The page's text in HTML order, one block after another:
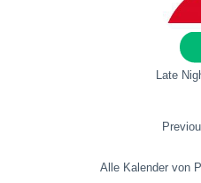
Late
Alle Kalender von